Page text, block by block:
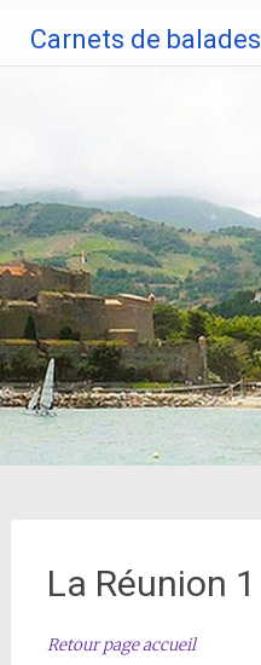
contenu
Carnets de balades
La Réunion 1
Retour page accueil